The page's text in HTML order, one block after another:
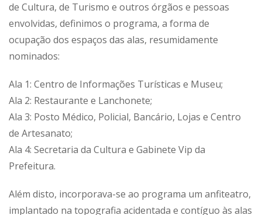
de Cultura, de Turismo e outros órgãos e pessoas
envolvidas, definimos o programa, a forma de
ocupação dos espaços das alas, resumidamente
nominados:
Ala 1: Centro de Informações Turísticas e Museu;
Ala 2: Restaurante e Lanchonete;
Ala 3: Posto Médico, Policial, Bancário, Lojas e Centro
de Artesanato;
Ala 4: Secretaria da Cultura e Gabinete Vip da
Prefeitura.
Além disto, incorporava-se ao programa um anfiteatro,
implantado na topografia acidentada e contíguo às alas